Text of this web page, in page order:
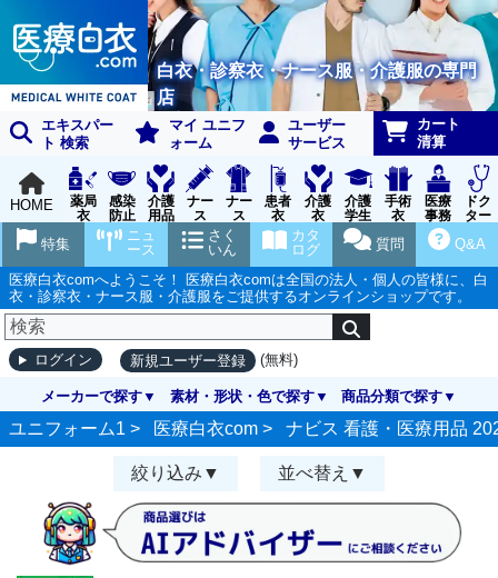
白衣・診察衣・ナース服・介護服の専門
店
エキスパー
ト 検索
マイ ユニフ
ォーム
ユーザー
サービス
カート
清算
HOME
薬局
衣
感染
防止
用品
介護
用品
ナー
ス
グッ
ズ
ナー
ス
ウェ
ア
患者
衣
介護
衣
介護
学生
実習
衣
手術
衣
医療
事務
受付
ドク
ター
ア
Q&A
質問
カタ
ログ
さく
いん
ニュ
ース
特集
医療白衣comへようこそ！ 医療白衣comは全国の法人・個人の皆様に、白
衣・診察衣・ナース服・介護服をご提供するオンラインショップです。
ログイン 新規ユーザー登録 (無料)
メーカーで探す 素材・形状・色で探す 商品分類で探す
ユニフォーム1 > 医療白衣com > ナビス 看護・医療用品
絞り込み 並べ替え